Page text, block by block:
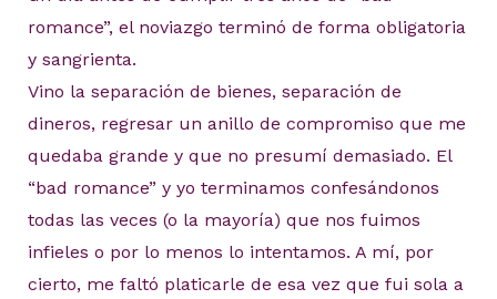
romance”, el noviazgo terminó de forma obligatoria
y sangrienta.
Vino la separación de bienes, separación de
dineros, regresar un anillo de compromiso que me
quedaba grande y que no presumí demasiado. El
“bad romance” y yo terminamos confesándonos
todas las veces (o la mayoría) que nos fuimos
infieles o por lo menos lo intentamos. A mí, por
cierto, me faltó platicarle de esa vez que fui sola a